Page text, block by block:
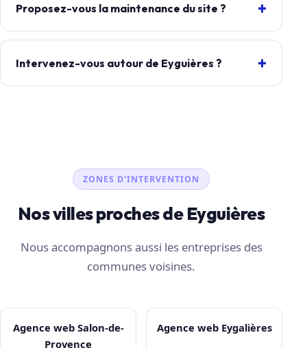
Proposez-vous la maintenance du site ?
Intervenez-vous autour de Eyguières ?
ZONES D'INTERVENTION
Nos villes proches de Eyguières
Nous accompagnons aussi les entreprises des
communes voisines.
Agence web Salon-de-
Provence
Agence web Eygalières